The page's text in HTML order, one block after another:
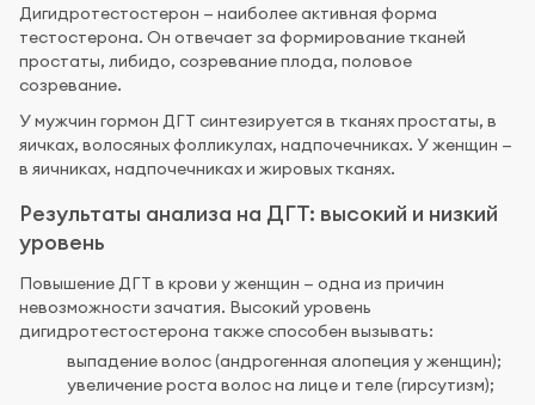
Дигидротестостерон — наиболее активная форма
тестостерона. Он отвечает за формирование тканей
простаты, либидо, созревание плода, половое
созревание.
У мужчин гормон ДГТ синтезируется в тканях простаты, в
яичках, волосяных фолликулах, надпочечниках. У женщин —
в яичниках, надпочечниках и жировых тканях.
Результаты анализа на ДГТ: высокий и низкий
уровень
Повышение ДГТ в крови у женщин — одна из причин
невозможности зачатия. Высокий уровень
дигидротестостерона также способен вызывать:
выпадение волос (андрогенная алопеция у женщин);
увеличение роста волос на лице и теле (гирсутизм);